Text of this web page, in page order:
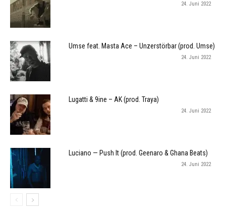
24. Juni 2022
Umse feat. Masta Ace – Unzerstörbar (prod. Umse)
24. Juni 2022
Lugatti & 9ine – AK (prod. Traya)
24. Juni 2022
Luciano — Push It (prod. Geenaro & Ghana Beats)
24. Juni 2022